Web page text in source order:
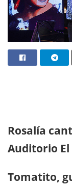
Rosalía
Auditorio El
Tomatito,